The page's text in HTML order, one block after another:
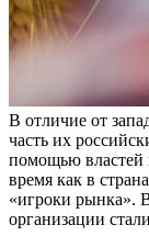
В отличие от
часть их
помощью властей
время как в
«игроки рынка».
организации